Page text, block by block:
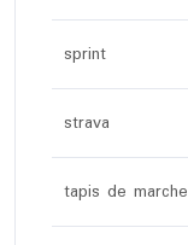
sprint
strava
tapis de marche